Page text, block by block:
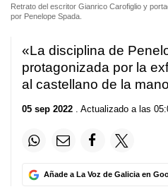
Retrato del escritor Gianrico Carofiglio y
por Penelope Spada.
«La disciplina de
protagonizada por la
al castellano de la
05 sep 2022 . Actualizado a las
Añade a La Voz de Galicia en